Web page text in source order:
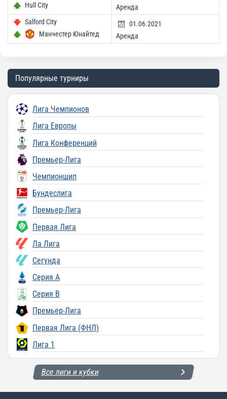
Hull City
Аренда
Salford City
Манчестер Юнайтед
01.06.2021
Аренда
Популярные турниры
Лига Чемпионов
Лига Европы
Лига Конференций
Премьер-Лига
Чемпионшип
Бундеслига
Премьер-Лига
Первая Лига
Ла Лига
Сегунда
Серия A
Серия B
Премьер-Лига
Первая Лига (ФНЛ)
Лига 1
Все лиги и кубки